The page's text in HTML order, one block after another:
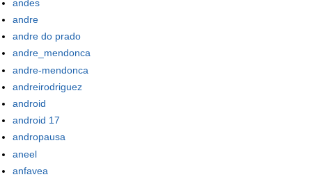
andes
andre
andre do prado
andre_mendonca
andre-mendonca
andreirodriguez
android
android 17
andropausa
aneel
anfavea